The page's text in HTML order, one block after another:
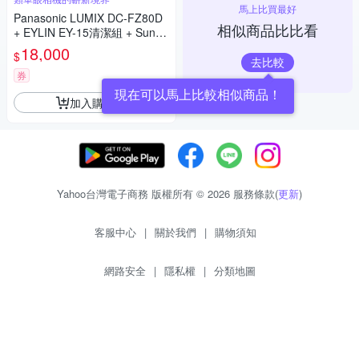
Panasonic LUMIX DC-FZ80D
+ EYLIN EY-15清潔組 + SunLi
ght ZY-2614相機包 + EirMai 銳
瑪 HD-100C電子除濕卡 FZ80
D (公司貨)
$18,000
券
加入購物車
馬上比買最好
相似商品比比看
去比較
現在可以馬上比較相似商品！
Yahoo台灣電子商務 版權所有 © 2026 服務條款(更新)
客服中心 | 關於我們 | 購物須知
網路安全 | 隱私權 | 分類地圖